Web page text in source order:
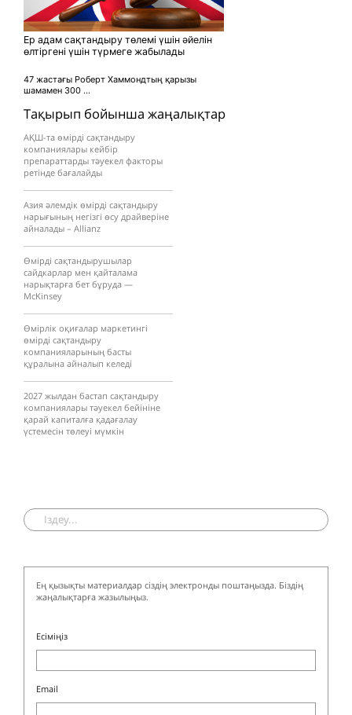
Тақырып бойынша жаңалықтар
АҚШ-та өмірді сақтандыру
компаниялары кейбір
препараттарды тәуекел факторы
ретінде бағалайды
Азия әлемдік өмірді сақтандыру
нарығының негізгі өсу драйверіне
айналады – Allianz
Өмірді сақтандырушылар
сайдкарлар мен қайталама
нарықтарға бет бұруда —
McKinsey
Өмірлік оқиғалар маркетингі
өмірді сақтандыру
компанияларының басты
құралына айналып келеді
2027 жылдан бастап сақтандыру
компаниялары тәуекел бейініне
қарай капиталға қадағалау
үстемесін төлеуі мүмкін
Ер адам сақтандыру төлемі үшін әйелін
өлтіргені үшін түрмеге жабылады
47 жастағы Роберт Хаммондтың қарызы
шамамен 300 ...
Ең қызықты материалдар сіздің электронды поштаңызда. Біздің
жаңалықтарға жазылыңыз.
Есіміңіз
Email